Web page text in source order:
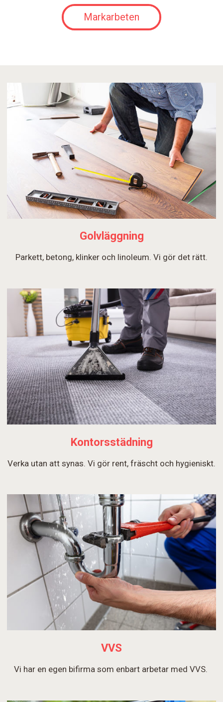
Markarbeten
Golvläggning
Parkett, betong, klinker och linoleum. Vi gör det rätt.
Kontorsstädning
Verka utan att synas. Vi gör rent, fräscht och hygieniskt.
VVS
Vi har en egen bifirma som enbart arbetar med VVS.